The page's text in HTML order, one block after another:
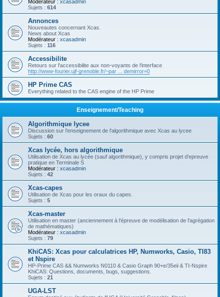
Modérateur : xcasadmin
Sujets : 614
Annonces
Nouveautes concernant Xcas.
News about Xcas
Modérateur : xcasadmin
Sujets : 116
Accessibilite
Retours sur l'accessibilite aux non-voyants de l'interface
http://www-fourier.ujf-grenoble.fr/~par ... demirror=0
HP Prime CAS
Everything related to the CAS engine of the HP Prime
Enseignement/Teaching
Algorithmique lycee
Discussion sur l'enseignement de l'algorithmique avec Xcas au lycee
Sujets : 60
Xcas lycée, hors algorithmique
Utilisation de Xcas au lycée (sauf algorithmique), y compris projet d'epreuve
pratique en Terminale S
Modérateur : xcasadmin
Sujets : 42
Xcas-capes
Utilisation de Xcas pour les oraux du capes.
Sujets : 5
Xcas-master
Utilisation en master (anciennement à l'épreuve de modélisation de l'agrégation
de mathématiques)
Modérateur : xcasadmin
Sujets : 79
KhiCAS: Xcas pour calculatrices HP, Numworks, Casio, TI83
et Nspire
HP-Prime CAS && Numworks N0110 & Casio Graph 90+e/35eii & TI-Nspire
KhiCAS: Questions, documents, bugs, suggestions.
Sujets : 21
UGA-LST